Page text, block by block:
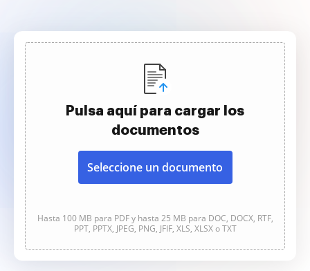
Pulsa aquí para cargar los
documentos
Seleccione un documento
Hasta 100 MB para PDF y hasta 25 MB para DOC, DOCX, RTF,
PPT, PPTX, JPEG, PNG, JFIF, XLS, XLSX o TXT